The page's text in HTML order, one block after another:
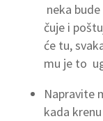
neka
čuje i
će tu,
mu je to
Napravite
kada